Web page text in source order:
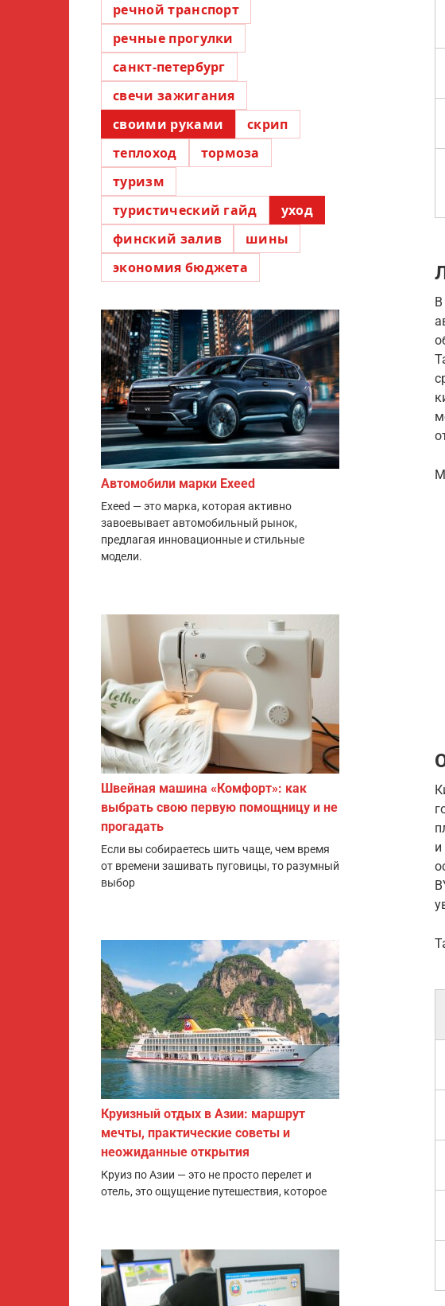
и
речной транспорт
речные прогулки
санкт-петербург
свечи зажигания
своими руками
скрип
теплоход
тормоза
туризм
туристический гайд
уход
финский залив
шины
экономия бюджета
Автомобили марки Exeed
Exeed — это марка, которая активно
завоевывает автомобильный рынок,
предлагая инновационные и стильные
модели.
Швейная машина «Комфорт»: как
выбрать свою первую помощницу и не
прогадать
Если вы собираетесь шить чаще, чем время
от времени зашивать пуговицы, то разумный
выбор
Круизный отдых в Азии: маршрут
мечты, практические советы и
неожиданные открытия
Круиз по Азии — это не просто перелет и
отель, это ощущение путешествия, которое